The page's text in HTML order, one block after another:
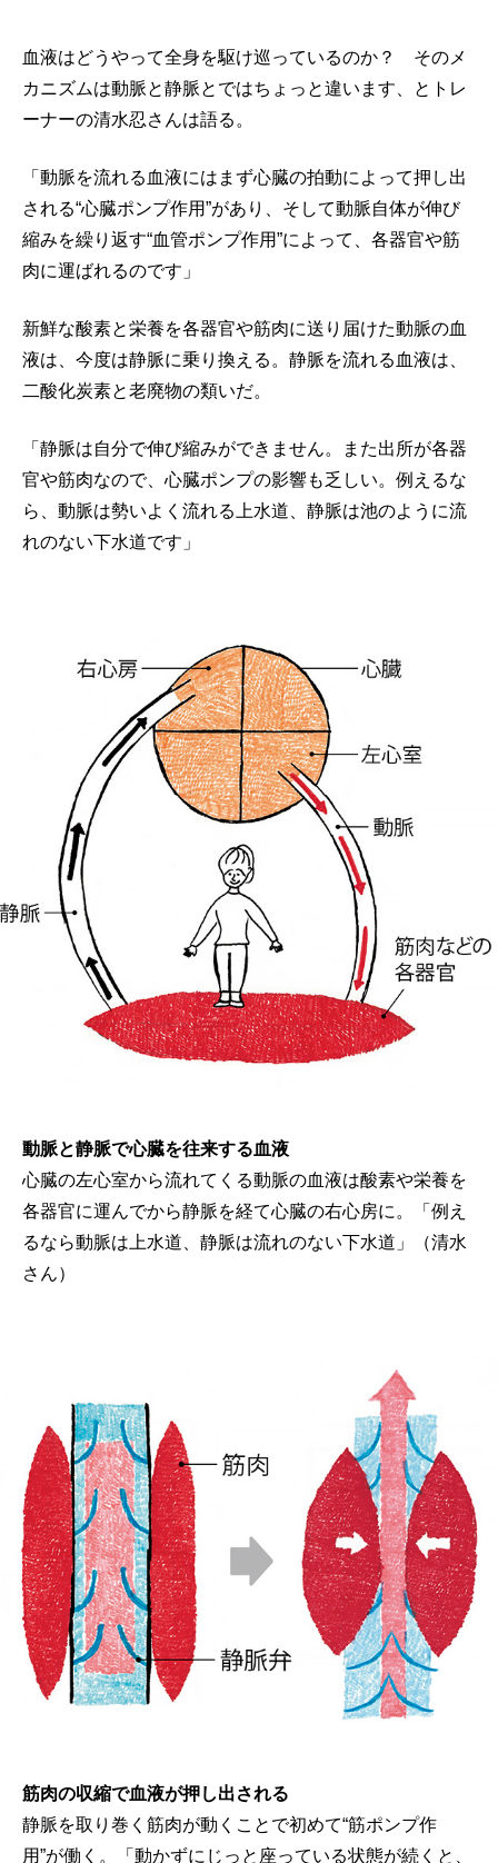
血液はどうやって全身を駆け巡っているのか？ そのメ
カニズムは動脈と静脈とではちょっと違います、とトレ
ーナーの清水忍さんは語る。
「動脈を流れる血液にはまず心臓の拍動によって押し出
される“心臓ポンプ作用”があり、そして動脈自体が伸び
縮みを繰り返す“血管ポンプ作用”によって、各器官や筋
肉に運ばれるのです」
新鮮な酸素と栄養を各器官や筋肉に送り届けた動脈の血
液は、今度は静脈に乗り換える。静脈を流れる血液は、
二酸化炭素と老廃物の類いだ。
「静脈は自分で伸び縮みができません。また出所が各器
官や筋肉なので、心臓ポンプの影響も乏しい。例えるな
ら、動脈は勢いよく流れる上水道、静脈は池のように流
れのない下水道です」
動脈と静脈で心臓を往来する血液
心臓の左心室から流れてくる動脈の血液は酸素や栄養を
各器官に運んでから静脈を経て心臓の右心房に。「例え
るなら動脈は上水道、静脈は流れのない下水道」（清水
さん）
筋肉の収縮で血液が押し出される
静脈を取り巻く筋肉が動くことで初めて“筋ポンプ作
用”が働く。「動かずにじっと座っている状態が続くと、